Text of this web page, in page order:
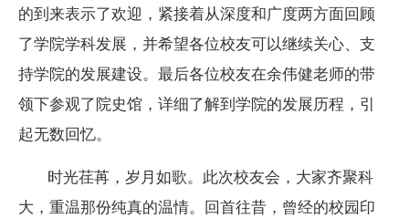
的到来表示了欢迎，紧接着从深度和广度两方面回顾
了学院学科发展，并希望各位校友可以继续关心、支
持学院的发展建设。最后各位校友在余伟健老师的带
领下参观了院史馆，详细了解到学院的发展历程，引
起无数回忆。
时光荏苒，岁月如歌。此次校友会，大家齐聚科
大，重温那份纯真的温情。回首往昔，曾经的校园印